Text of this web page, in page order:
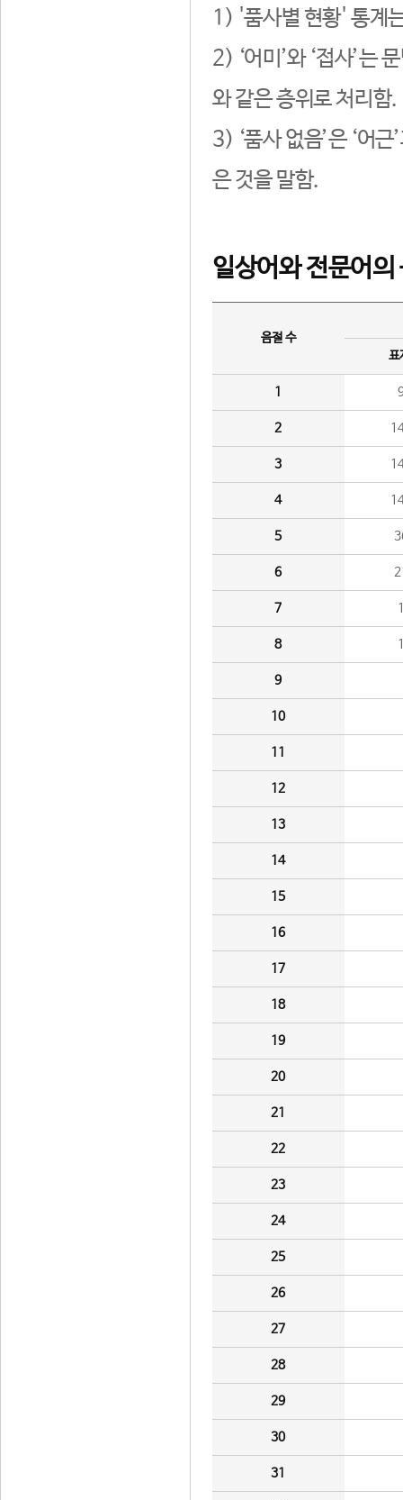
1) '품사별 현황' 통계
2) ‘어미’와 ‘접사’는
와 같은 층위로 처리함.
3) ‘품사 없음’은 ‘어
은 것을 말함.
일상어와 전문어의
음절 수
표
1
2
3
4
5
6
7
8
9
10
11
12
13
14
15
16
17
18
19
20
21
22
23
24
25
26
27
28
29
30
31